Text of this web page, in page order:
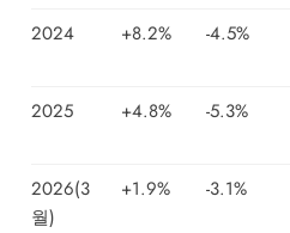
2024
+8.2% -4.5%
2025
+4.8% -5.3%
2026(3
월)
+1.9% -3.1%